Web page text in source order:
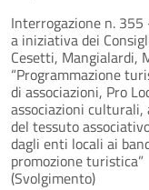
Interrogazione n.
a iniziativa dei
Cesetti, Mangialardi,
“Programmazione
di associazioni, Pro
associazioni
del tessuto
dagli enti locali ai
promozione turistica”
(Svolgimento)